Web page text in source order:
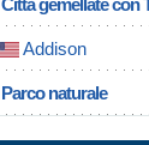
Città gemellate con
Addison
Parco naturale